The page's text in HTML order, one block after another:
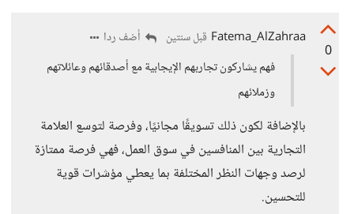
0
Fatema_AlZahraa قبل سنتين
أضف ردا
فهم يشاركون تجاربهم الإيجابية مع أصدقائهم وعائلاتهم
وزملائهم
بالإضافة لكون ذلك تسويقًا مجانيًا، وفرصة لتوسع العلامة
التجارية بين المنافسين في سوق العمل، فهي فرصة ممتازة
لرصد وجهات النظر المختلفة بما يعطي مؤشرات قوية
للتحسين.